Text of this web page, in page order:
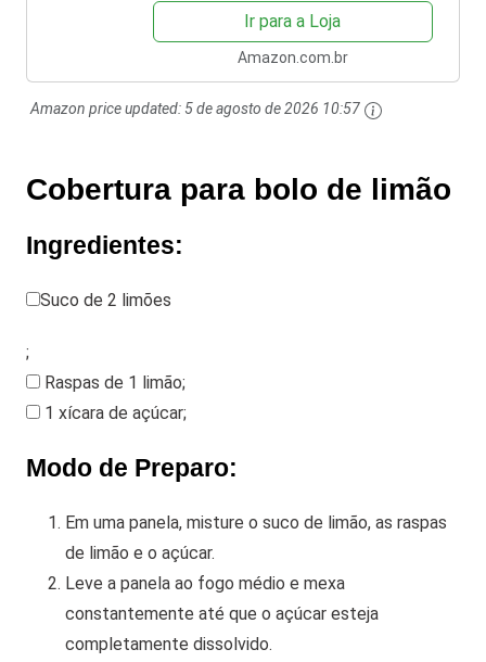
Bolo Pudim Pão Kit 2 Peças
Vermelho
Ir para a Loja
Amazon.com.br
Amazon price updated: 5 de agosto de 2026 10:57
Cobertura para bolo de limão
Ingredientes:
Suco de 2 limões
;
Raspas de 1 limão;
1 xícara de açúcar;
Modo de Preparo:
Em uma panela, misture o suco de limão, as raspas
de limão e o açúcar.
Leve a panela ao fogo médio e mexa
constantemente até que o açúcar esteja
completamente dissolvido.